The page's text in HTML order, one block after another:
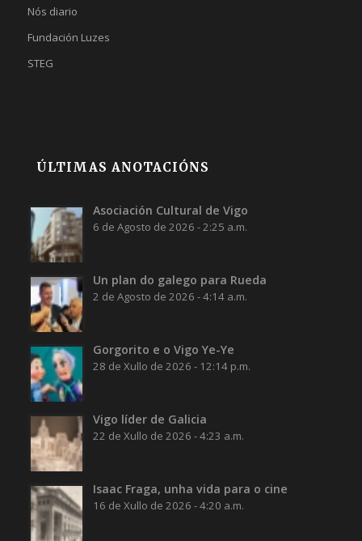
Nós diario
Fundación Luzes
STEG
ÚLTIMAS ANOTACIÓNS
Asociación Cultural de Vigo
6 de Agosto de 2026 - 2:25 a.m.
Un plan do galego para Rueda
2 de Agosto de 2026 - 4:14 a.m.
Gorgorito e o Vigo Ye-Ye
28 de Xullo de 2026 - 12:14 p.m.
Vigo líder de Galicia
22 de Xullo de 2026 - 4:23 a.m.
Isaac Fraga, unha vida para o cine
16 de Xullo de 2026 - 4:20 a.m.